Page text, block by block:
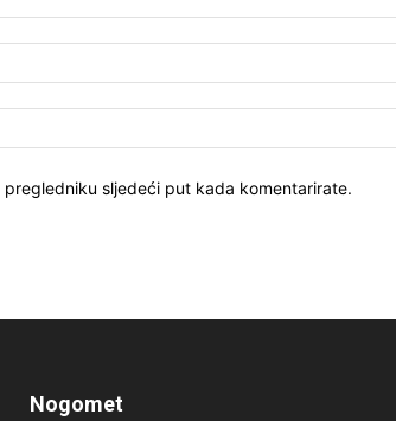
sljedeći put kada komentarirate.
Nogomet